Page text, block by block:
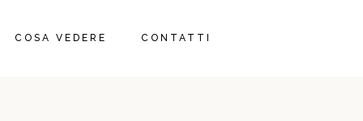
COSA VEDERE CONTATTI